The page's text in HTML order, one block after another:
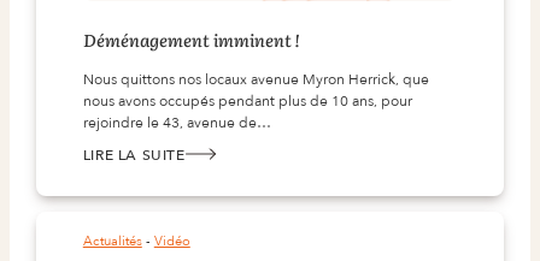
Déménagement imminent !
Nous quittons nos locaux avenue Myron Herrick, que
nous avons occupés pendant plus de 10 ans, pour
rejoindre le 43, avenue de…
LIRE LA SUITE
:
Actualités - Vidéo